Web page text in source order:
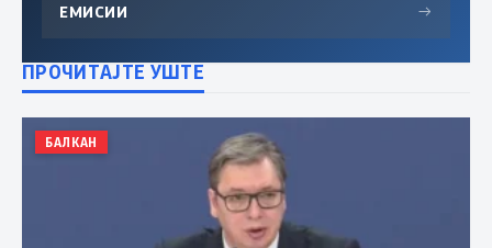
ЕМИСИИ →
ПРОЧИТАЈТЕ УШТЕ
БАЛКАН